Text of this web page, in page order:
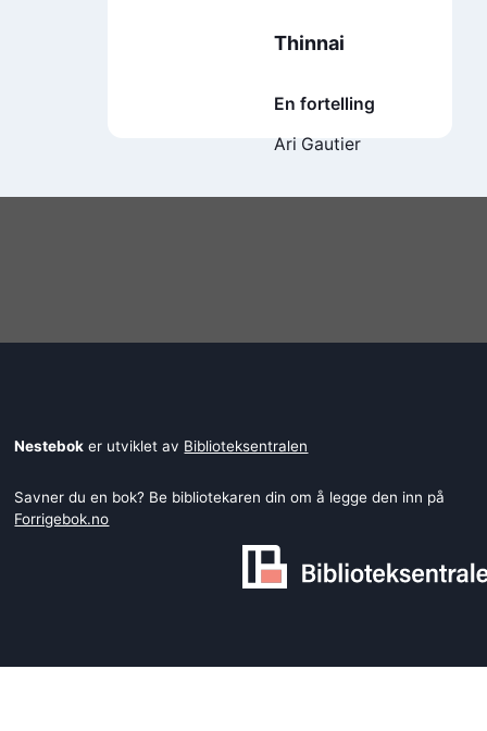
Thinnai
En fortelling
Ari Gautier
Nestebok er utviklet av Biblioteksentralen
Savner du en bok? Be bibliotekaren din om å legge den inn på
Forrigebok.no